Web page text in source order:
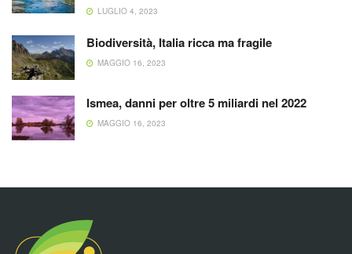
LUGLIO 4, 2023
Biodiversità, Italia ricca ma fragile
MAGGIO 16, 2023
Ismea, danni per oltre 5 miliardi nel 2022
MAGGIO 16, 2023